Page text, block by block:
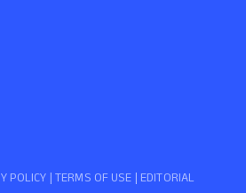
POLICY |TERMS OF USE | EDITORIAL